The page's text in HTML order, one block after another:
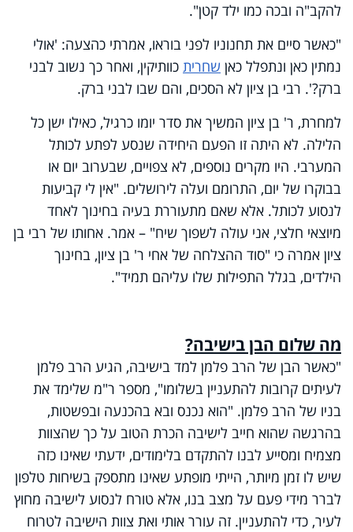
להקב"ה ובכה כמו ילד קטן".
"כאשר סיים את תחנוניו לפני בוראו, אמרתי כהצעה: 'אולי
נמתין כאן ונתפלל כאן שחרית כוותיקין, ואחר כך נשוב לבני
ברק?'. רבי בן ציון לא הסכים, והם שבו לבני ברק.
למחרת, ר' בן ציון המשיך את סדר יומו כרגיל, כאילו ישן כל
הלילה. לא היתה זו הפעם היחידה שנסע לפתע לכותל
המערבי. היו מקרים נוספים, לא צפויים, שבערוב יום או
בבוקרו של יום, התרומם ועלה לירושלים. "אין לי קביעות
לנסוע לכותל. אלא שאם מתעוררת בעיה בחינוך לאחד
מיוצאי חלצי, אני עולה לשפוך שיח" – אמר. אחותו של רבי בן
ציון אמרה כי "סוד ההצלחה של אחי ר' בן ציון, בחינוך
הילדים, בגלל התפילות שלו עליהם תמיד".
מה שלום הבן בישיבה?
"כאשר הבן של הרב פלמן למד בישיבה, הגיע הרב פלמן
לעיתים קרובות להתעניין בשלומו", מספר ר"מ שלימד את
בניו של הרב פלמן. "הוא נכנס ובא בהכנעה ובפשטות,
בהרגשה שהוא חייב לישיבה הכרת הטוב על כך שהצוות
מצמיח ומסייע לבנו להתקדם בלימודים, ידעתי שאינו כזה
שיש לו זמן מיותר, הייתי מופתע שאינו מתספק בשיחות טלפון
לברר מידי פעם על מצב בנו, אלא טורח לנסוע לישיבה מחוץ
לעיר, כדי להתעניין. זה עורר אותי ואת צוות הישיבה לטרוח